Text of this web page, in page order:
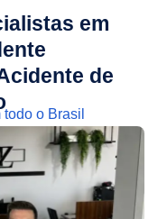
em
de
o Brasil